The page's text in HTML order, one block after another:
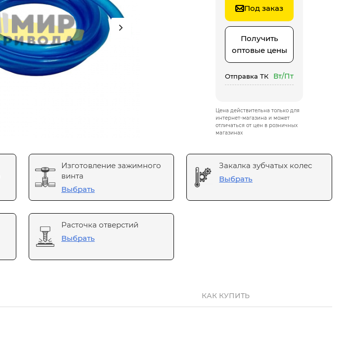
Под заказ
Получить
оптовые цены
Отправка ТК Вт/Пт
Цена действительна только для
интернет-магазина и может
отличаться от цен в розничных
магазинах
Изготовление зажимного
винта
Выбрать
Закалка зубчатых колес
Выбрать
Расточка отверстий
Выбрать
КАК КУПИТЬ